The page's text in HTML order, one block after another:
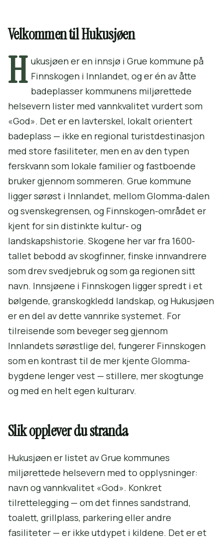
Velkommen til Hukusjøen
H ukusjøen er en innsjø i Grue kommune på
Finnskogen i Innlandet, og er én av åtte
badeplasser kommunens miljørettede
helsevern lister med vannkvalitet vurdert som
«God». Det er en lavterskel, lokalt orientert
badeplass — ikke en regional turistdestinasjon
med store fasiliteter, men en av den typen
ferskvann som lokale familier og fastboende
bruker gjennom sommeren. Grue kommune
ligger sørøst i Innlandet, mellom Glomma-dalen
og svenskegrensen, og Finnskogen-området er
kjent for sin distinkte kultur- og
landskapshistorie. Skogene her var fra 1600-
tallet bebodd av skogfinner, finske innvandrere
som drev svedjebruk og som ga regionen sitt
navn. Innsjøene i Finnskogen ligger spredt i et
bølgende, granskogkledd landskap, og Hukusjøen
er en del av dette vannrike systemet. For
tilreisende som beveger seg gjennom
Innlandets sørøstlige del, fungerer Finnskogen
som en kontrast til de mer kjente Glomma-
bygdene lenger vest — stillere, mer skogtunge
og med en helt egen kulturarv.
Slik opplever du stranda
Hukusjøen er listet av Grue kommunes
miljørettede helsevern med to opplysninger:
navn og vannkvalitet «God». Konkret
tilrettelegging — om det finnes sandstrand,
toalett, grillplass, parkering eller andre
fasiliteter — er ikke utdypet i kildene. Det er et